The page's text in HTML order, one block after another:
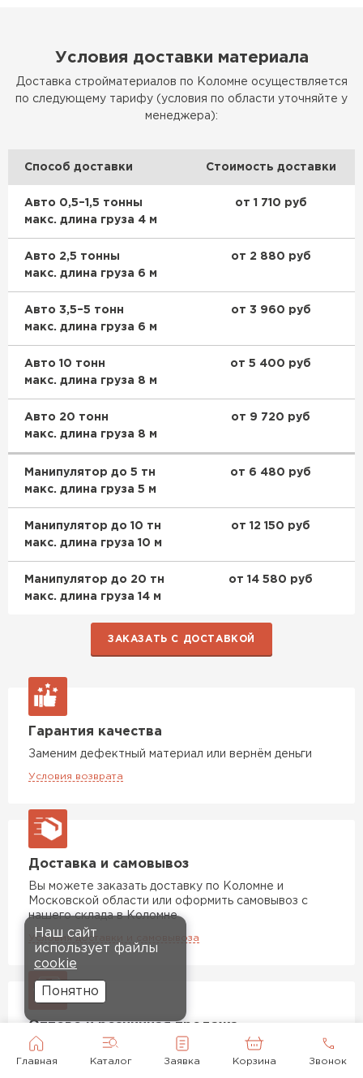
Главная Каталог Заявка Корзина Звонок
Условия доставки материала
Доставка стройматериалов по Коломне осуществляется
по следующему тарифу (условия по области уточняйте у
менеджера):
Способ доставки Стоимость доставки
Авто 0,5–1,5 тонны
макс. длина груза 4 м
от 1 710 руб
Авто 2,5 тонны
макс. длина груза 6 м
от 2 880 руб
Авто 3,5–5 тонн
макс. длина груза 6 м
от 3 960 руб
Авто 10 тонн
макс. длина груза 8 м
от 5 400 руб
Авто 20 тонн
макс. длина груза 8 м
от 9 720 руб
Манипулятор до 5 тн
макс. длина груза 5 м
от 6 480 руб
Манипулятор до 10 тн
макс. длина груза 10 м
от 12 150 руб
Манипулятор до 20 тн
макс. длина груза 14 м
от 14 580 руб
ЗАКАЗАТЬ С ДОСТАВКОЙ
Гарантия качества
Заменим дефектный материал или вернём деньги
Условия возврата
Доставка и самовывоз
Вы можете заказать доставку по Коломне и
Московской области или оформить самовывоз с
нашего склада в Коломне
Условия доставки и самовывоза
Оптово и розничная продажа
Мы продаем товары как в розницу, так и оптом. В
зависимости от объемов заказа мы предоставляем
Наш сайт
использует файлы
cookie
Понятно